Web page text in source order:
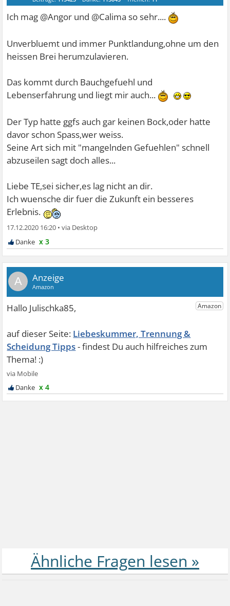
Ich mag @Angor und @Calima so sehr....
Unverbluemt und immer Punktlandung,ohne um den
heissen Brei herumzulavieren.
Das kommt durch Bauchgefuehl und
Lebenserfahrung und liegt mir auch...
Der Typ hatte ggfs auch gar keinen Bock,oder hatte
davor schon Spass,wer weiss.
Seine Art sich mit "mangelnden Gefuehlen" schnell
abzuseilen sagt doch alles...
Liebe TE,sei sicher,es lag nicht an dir.
Ich wuensche dir fuer die Zukunft ein besseres
Erlebnis.
17.12.2020 16:20 •
x 3
A
Liebeskummer, Trennung &
Scheidung Tipps
x 4